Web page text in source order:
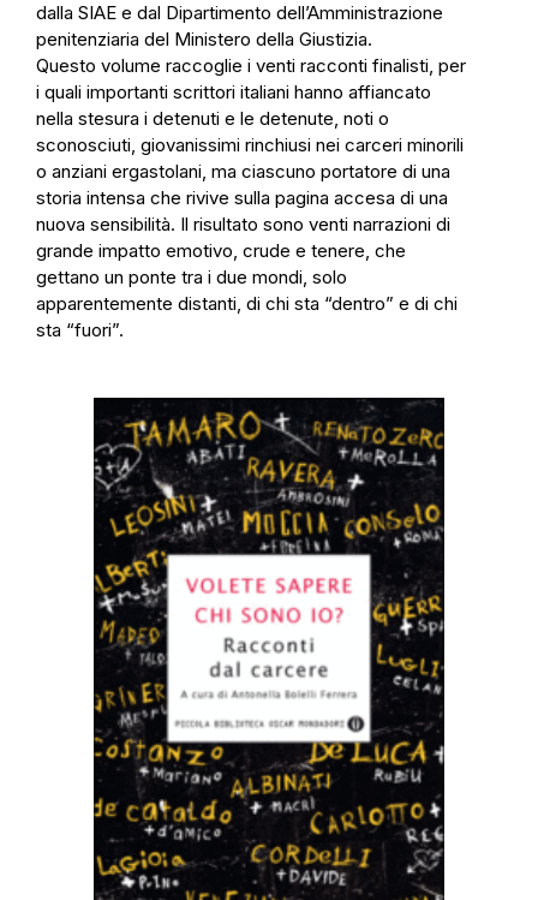
dalla SIAE e dal Dipartimento dell’Amministrazione
penitenziaria del Ministero della Giustizia.
Questo volume raccoglie i venti racconti finalisti, per
i quali importanti scrittori italiani hanno affiancato
nella stesura i detenuti e le detenute, noti o
sconosciuti, giovanissimi rinchiusi nei carceri minorili
o anziani ergastolani, ma ciascuno portatore di una
storia intensa che rivive sulla pagina accesa di una
nuova sensibilità. Il risultato sono venti narrazioni di
grande impatto emotivo, crude e tenere, che
gettano un ponte tra i due mondi, solo
apparentemente distanti, di chi sta “dentro” e di chi
sta “fuori”.